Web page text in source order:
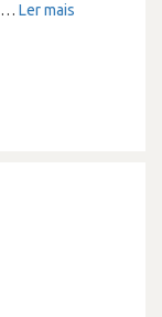
… Ler mais